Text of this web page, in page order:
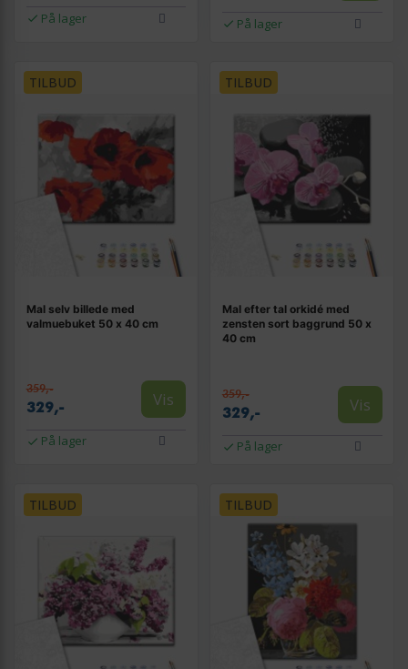
På lager På lager
TILBUD
Mal selv billede med
valmuebuket 50 x 40 cm
359,-
329,- Vis
På lager
TILBUD
Mal efter tal orkidé med
zensten sort baggrund 50 x
40 cm
359,-
329,- Vis
På lager
TILBUD TILBUD